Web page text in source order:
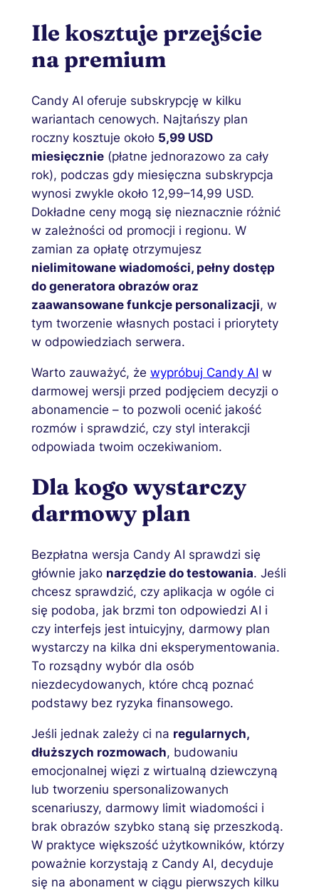
Ile kosztuje przejście
na premium
Candy AI oferuje subskrypcję w kilku
wariantach cenowych. Najtańszy plan
roczny kosztuje około 5,99 USD
miesięcznie(płatne jednorazowo za cały
rok), podczas gdy miesięczna subskrypcja
wynosi zwykle około 12,99–14,99 USD.
Dokładne ceny mogą się nieznacznie różnić
w zależności od promocji i regionu. W
zamian za opłatę otrzymujesz
nielimitowane wiadomości, pełny dostęp
do generatora obrazów oraz
zaawansowane funkcje personalizacji, w
tym tworzenie własnych postaci i priorytety
w odpowiedziach serwera.
Warto zauważyć, że wypróbuj Candy AI w
darmowej wersji przed podjęciem decyzji o
abonamencie – to pozwoli ocenić jakość
rozmów i sprawdzić, czy styl interakcji
odpowiada twoim oczekiwaniom.
Dla kogo wystarczy
darmowy plan
Bezpłatna wersja Candy AI sprawdzi się
głównie jako narzędzie do testowania. Jeśli
chcesz sprawdzić, czy aplikacja w ogóle ci
się podoba, jak brzmi ton odpowiedzi AI i
czy interfejs jest intuicyjny, darmowy plan
wystarczy na kilka dni eksperymentowania.
To rozsądny wybór dla osób
niezdecydowanych, które chcą poznać
podstawy bez ryzyka finansowego.
Jeśli jednak zależy ci na regularnych,
dłuższych rozmowach, budowaniu
emocjonalnej więzi z wirtualną dziewczyną
lub tworzeniu spersonalizowanych
scenariuszy, darmowy limit wiadomości i
brak obrazów szybko staną się przeszkodą.
W praktyce większość użytkowników, którzy
poważnie korzystają z Candy AI, decyduje
się na abonament w ciągu pierwszych kilku